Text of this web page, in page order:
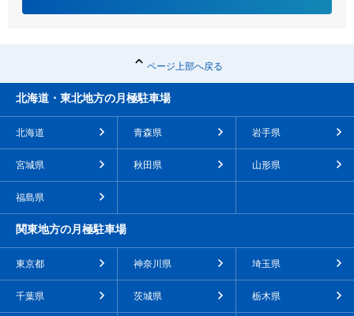
ページ上部へ戻る
北海道・東北地方の月極駐車場
北海道 青森県 岩手県
宮城県 秋田県 山形県
福島県
関東地方の月極駐車場
東京都 神奈川県 埼玉県
千葉県 茨城県 栃木県